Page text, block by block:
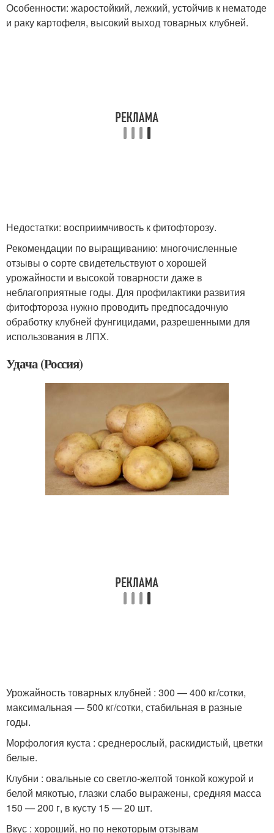
Особенности: жаростойкий, лежкий, устойчив к нематоде
и раку картофеля, высокий выход товарных клубней.
Недостатки: восприимчивость к фитофторозу.
Рекомендации по выращиванию: многочисленные
отзывы о сорте свидетельствуют о хорошей
урожайности и высокой товарности даже в
неблагоприятные годы. Для профилактики развития
фитофтороза нужно проводить предпосадочную
обработку клубней фунгицидами, разрешенными для
использования в ЛПХ.
Удача (Россия)
Урожайность товарных клубней : 300 — 400 кг/сотки,
максимальная — 500 кг/сотки, стабильная в разные
годы.
Морфология куста : среднерослый, раскидистый, цветки
белые.
Клубни : овальные со светло-желтой тонкой кожурой и
белой мякотью, глазки слабо выражены, средняя масса
150 — 200 г, в кусту 15 — 20 шт.
Вкус : хороший, но по некоторым отзывам